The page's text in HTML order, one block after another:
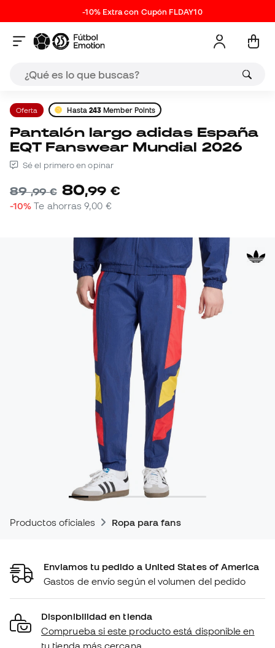
-10% Extra con Cupón FLDAY10
Oferta Hasta 243 Member Points
Pantalón largo adidas España
EQT Fanswear Mundial 2026
Sé el primero en opinar
89,99 € 80,99 €
-10% Te ahorras9,00 €
Productos oficiales Ropa para fans
Enviamos tu pedido a United States of America
Gastos de envío según el volumen del pedido
Disponibilidad en tienda
Comprueba si este producto está disponible en
tu tienda más cercana